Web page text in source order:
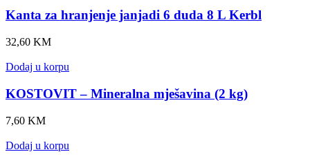
Kanta za hranjenje janjadi 6 duda 8 L Kerbl
32,60 KM
Dodaj u korpu
KOSTOVIT – Mineralna mješavina (2 kg)
7,60 KM
Dodaj u korpu